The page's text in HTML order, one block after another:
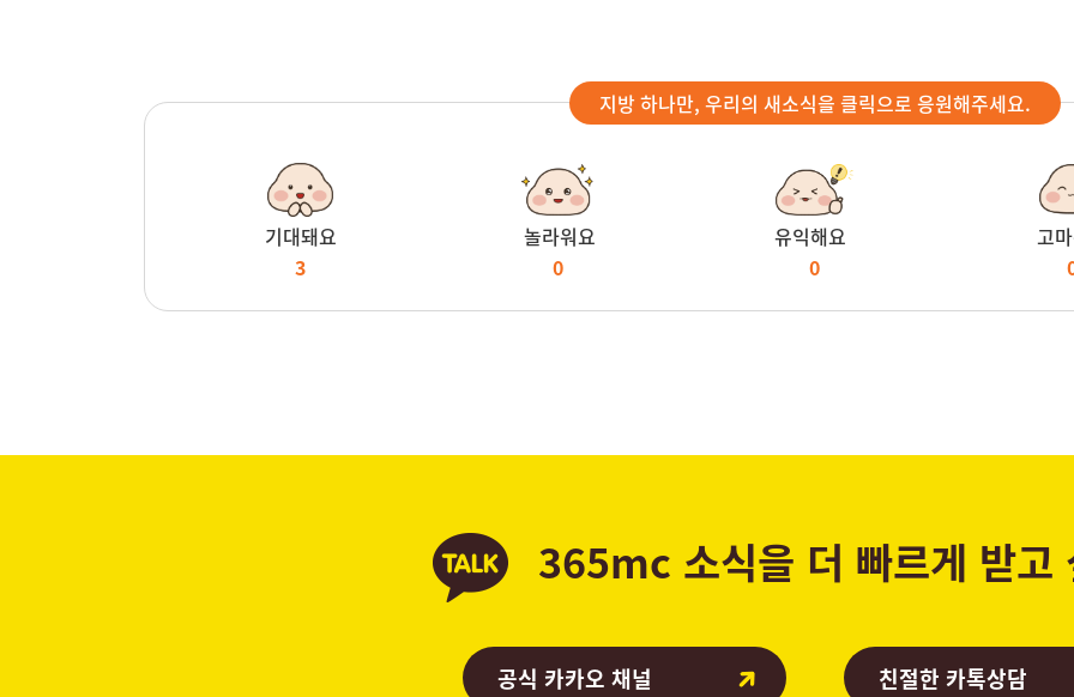
지방 하나만, 우리의 새소식을 클릭으로 응원해주세요.
기대돼요
3
놀라워요
0
유익해요
0
고
365mc 소식을 더 빠르게 받고
공식 카카오 채널 친절한 카톡상담